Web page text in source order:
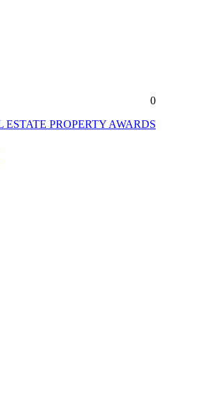
0
ESTATE PROPERTY AWARDS